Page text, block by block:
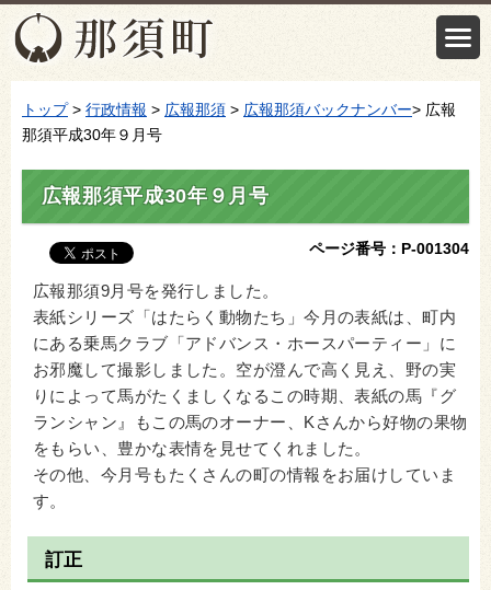
トップ> 行政情報 > 広報那須 > 広報那須バックナンバー> 広報
那須平成30年９月号
広報那須平成30年９月号
ページ番号：P-001304
広報那須9月号を発行しました。
表紙シリーズ「はたらく動物たち」今月の表紙は、町内
にある乗馬クラブ「アドバンス・ホースパーティー」に
お邪魔して撮影しました。空が澄んで高く見え、野の実
りによって馬がたくましくなるこの時期、表紙の馬『グ
ランシャン』もこの馬のオーナー、Kさんから好物の果物
をもらい、豊かな表情を見せてくれました。
その他、今月号もたくさんの町の情報をお届けしていま
す。
訂正